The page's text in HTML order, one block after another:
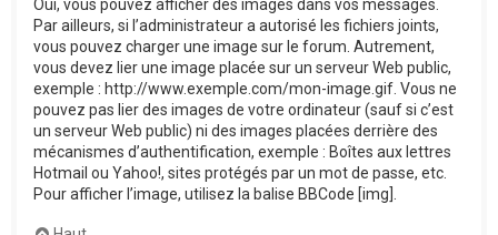
Oui, vous pouvez afficher des images dans vos messages.
Par ailleurs, si l’administrateur a autorisé les fichiers joints,
vous pouvez charger une image sur le forum. Autrement,
vous devez lier une image placée sur un serveur Web public,
exemple : http://www.exemple.com/mon-image.gif. Vous ne
pouvez pas lier des images de votre ordinateur (sauf si c’est
un serveur Web public) ni des images placées derrière des
mécanismes d’authentification, exemple : Boîtes aux lettres
Hotmail ou Yahoo!, sites protégés par un mot de passe, etc.
Pour afficher l’image, utilisez la balise BBCode [img].